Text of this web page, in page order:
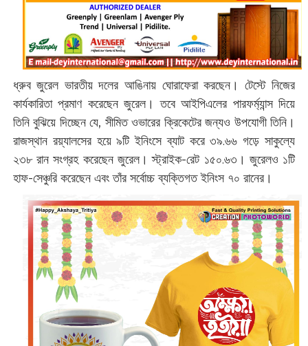
ধ্রুব জুরেল ভারতীয় দলের আঙিনায় ঘোরাফেরা করছেন। টেস্টে নিজের
কার্যকারিতা প্রমাণ করেছেন জুরেল। তবে আইপিএলের পারফর্ম্যান্স দিয়ে
তিনি বুঝিয়ে দিচ্ছেন যে, সীমিত ওভারের ক্রিকেটের জন্যও উপযোগী তিনি।
রাজস্থান রয়্যালসের হয়ে ৯টি ইনিংসে ব্যাট করে ৩৯.৬৬ গড়ে সাকুল্যে
২৩৮ রান সংগ্রহ করেছেন জুরেল। স্ট্রাইক-রেট ১৫০.৬৩। জুরেলও ১টি
হাফ-সেঞ্চুরি করেছেন এবং তাঁর সর্বোচ্চ ব্যক্তিগত ইনিংস ৭০ রানের।